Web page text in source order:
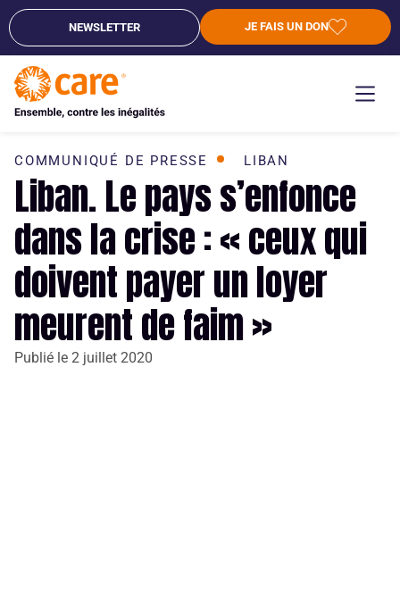
NEWSLETTER JE FAIS UN DON
COMMUNIQUÉ DE PRESSE LIBAN
Liban. Le pays s’enfonce
dans la crise : « ceux qui
doivent payer un loyer
meurent de faim »
Publié le 2 juillet 2020